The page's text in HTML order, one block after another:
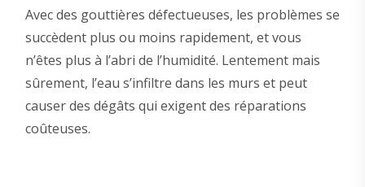
Avec des gouttières défectueuses, les problèmes se
succèdent plus ou moins rapidement, et vous
n’êtes plus à l’abri de l’humidité. Lentement mais
sûrement, l’eau s’infiltre dans les murs et peut
causer des dégâts qui exigent des réparations
coûteuses.